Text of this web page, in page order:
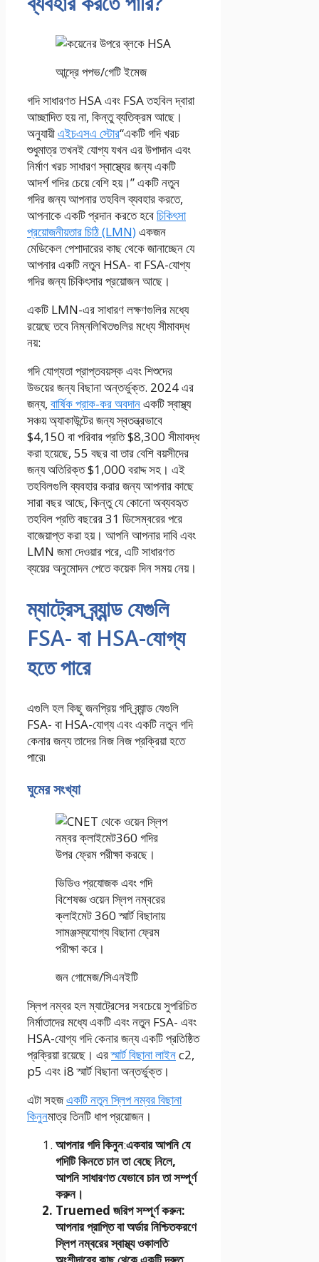
আন্দ্রে পপভ/গেটি ইমেজ
গদি সাধারণত HSA এবং FSA তহবিল দ্বারা
আচ্ছাদিত হয় না, কিন্তু ব্যতিক্রম আছে।
অনুযায়ীএইচএসএ স্টোর“একটি গদি খরচ
শুধুমাত্র তখনই যোগ্য যখন এর উপাদান এবং
নির্মাণ খরচ সাধারণ স্বাস্থ্যের জন্য একটি
আদর্শ গদির চেয়ে বেশি হয়।” একটি নতুন
গদির জন্য আপনার তহবিল ব্যবহার করতে,
আপনাকে একটি প্রদান করতে হবেচিকিৎসা
প্রয়োজনীয়তার চিঠি (LMN)একজন
মেডিকেল পেশাদারের কাছ থেকে জানাচ্ছেন যে
আপনার একটি নতুন HSA- বা FSA-যোগ্য
গদির জন্য চিকিৎসার প্রয়োজন আছে।
একটি LMN-এর সাধারণ লক্ষণগুলির মধ্যে
রয়েছে তবে নিম্নলিখিতগুলির মধ্যে সীমাবদ্ধ
নয়:
গদি যোগ্যতা প্রাপ্তবয়স্ক এবং শিশুদের
উভয়ের জন্য বিছানা অন্তর্ভুক্ত. 2024 এর
জন্য, বার্ষিক প্রাক-কর অবদানএকটি স্বাস্থ্য
সঞ্চয় অ্যাকাউন্টের জন্য স্বতন্ত্রভাবে
$4,150 বা পরিবার প্রতি $8,300 সীমাবদ্ধ
করা হয়েছে, 55 বছর বা তার বেশি বয়সীদের
জন্য অতিরিক্ত $1,000 বরাদ্দ সহ। এই
তহবিলগুলি ব্যবহার করার জন্য আপনার কাছে
সারা বছর আছে, কিন্তু যে কোনো অব্যবহৃত
তহবিল প্রতি বছরের 31 ডিসেম্বরের পরে
বাজেয়াপ্ত করা হয়। আপনি আপনার দাবি এবং
LMN জমা দেওয়ার পরে, এটি সাধারণত
ব্যয়ের অনুমোদন পেতে কয়েক দিন সময় নেয়।
ম্যাট্রেস ব্র্যান্ড যেগুলি
FSA- বা HSA-যোগ্য
হতে পারে
এগুলি হল কিছু জনপ্রিয় গদি ব্র্যান্ড যেগুলি
FSA- বা HSA-যোগ্য এবং একটি নতুন গদি
কেনার জন্য তাদের নিজ নিজ প্রক্রিয়া হতে
পারে৷
ঘুমের সংখ্যা
ভিডিও প্রযোজক এবং গদি
বিশেষজ্ঞ ওয়েন স্লিপ নম্বরের
ক্লাইমেট 360 স্মার্ট বিছানায়
সামঞ্জস্যযোগ্য বিছানা ফ্রেম
পরীক্ষা করে।
জন গোমেজ/সিএনইটি
স্লিপ নম্বর হল ম্যাট্রেসের সবচেয়ে সুপরিচিত
নির্মাতাদের মধ্যে একটি এবং নতুন FSA- এবং
HSA-যোগ্য গদি কেনার জন্য একটি প্রতিষ্ঠিত
প্রক্রিয়া রয়েছে। এরস্মার্ট বিছানা লাইনc2,
p5 এবং i8 স্মার্ট বিছানা অন্তর্ভুক্ত।
এটা সহজএকটি নতুন স্লিপ নম্বর বিছানা
কিনুনমাত্র তিনটি ধাপ প্রয়োজন।
আপনার গদি কিনুন:একবার আপনি যে
গদিটি কিনতে চান তা বেছে নিলে,
আপনি সাধারণত যেভাবে চান তা সম্পূর্ণ
করুন।
Truemed ​​জরিপ সম্পূর্ণ করুন:
আপনার প্রাপ্তি বা অর্ডার নিশ্চিতকরণে
স্লিপ নম্বরের স্বাস্থ্য ওকালতি